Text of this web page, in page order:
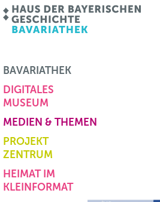
BAVARIATHEK
DIGITALES
MUSEUM
MEDIEN & THEMEN
PROJEKT
ZENTRUM
HEIMAT IM
KLEINFORMAT